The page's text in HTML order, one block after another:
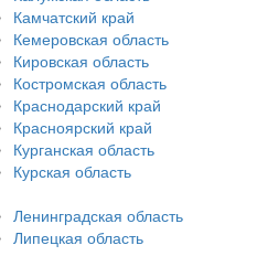
Камчатский край
Кемеровская область
Кировская область
Костромская область
Краснодарский край
Красноярский край
Курганская область
Курская область
Ленинградская область
Липецкая область